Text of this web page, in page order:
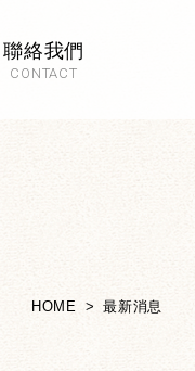
聯絡我們
CONTACT
HOME 最新消息